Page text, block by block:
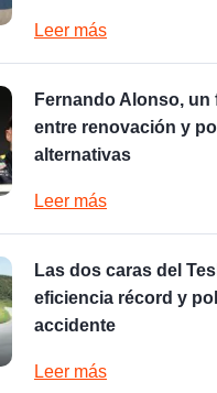
Leer más
Fernando Alonso,
entre renovación y
alternativas
Leer más
Las dos caras del
eficiencia récord y
accidente
Leer más